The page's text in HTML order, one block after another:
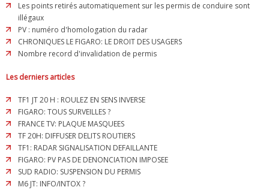
Les points retirés automatiquement sur les permis de conduire sont
illégaux
PV : numéro d'homologation du radar
CHRONIQUES LE FIGARO: LE DROIT DES USAGERS
Nombre record d'invalidation de permis
Les derniers articles
TF1 JT 20 H : ROULEZ EN SENS INVERSE
FIGARO: TOUS SURVEILLES ?
FRANCE TV: PLAQUE MASQUEES
TF 20H: DIFFUSER DELITS ROUTIERS
TF1: RADAR SIGNALISATION DEFAILLANTE
FIGARO: PV PAS DE DENONCIATION IMPOSEE
SUD RADIO: SUSPENSION DU PERMIS
M6 JT: INFO/INTOX ?